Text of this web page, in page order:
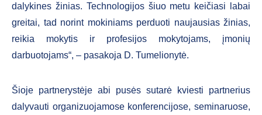
dalykines žinias. Technologijos šiuo metu keičiasi labai
greitai, tad norint mokiniams perduoti naujausias žinias,
reikia mokytis ir profesijos mokytojams, įmonių
darbuotojams“, – pasakoja D. Tumelionytė.
Šioje partnerystėje abi pusės sutarė kviesti partnerius
dalyvauti organizuojamose konferencijose, seminaruose,